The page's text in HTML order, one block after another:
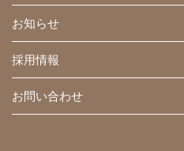
お知らせ
採用情報
お問い合わせ